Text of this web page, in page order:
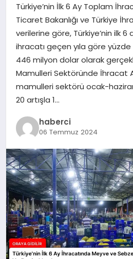
Türkiye’nin İlk 6 Ay Toplam
Ticaret Bakanlığı ve Türkiye
verilerine göre, Türkiye’nin ilk
ihracatı geçen yıla göre
446 milyon dolar olarak
Mamulleri Sektöründe İhracat
mamulleri sektörü ocak-
20 artışla 1…
haberci
06 Temmuz 2024